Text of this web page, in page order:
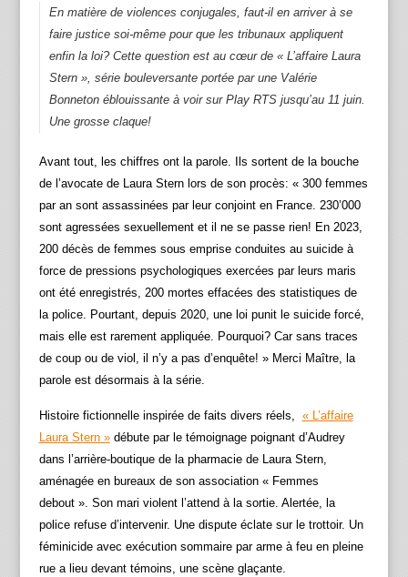
En matière de violences conjugales, faut-il en arriver à se
faire justice soi-même pour que les tribunaux appliquent
enfin la loi? Cette question est au cœur de « L’affaire Laura
Stern », série bouleversante portée par une Valérie
Bonneton éblouissante à voir sur Play RTS jusqu’au 11 juin.
Une grosse claque!
Avant tout, les chiffres ont la parole. Ils sortent de la bouche
de l’avocate de Laura Stern lors de son procès: « 300 femmes
par an sont assassinées par leur conjoint en France. 230’000
sont agressées sexuellement et il ne se passe rien! En 2023,
200 décès de femmes sous emprise conduites au suicide à
force de pressions psychologiques exercées par leurs maris
ont été enregistrés, 200 mortes effacées des statistiques de
la police. Pourtant, depuis 2020, une loi punit le suicide forcé,
mais elle est rarement appliquée. Pourquoi? Car sans traces
de coup ou de viol, il n’y a pas d’enquête! » Merci Maître, la
parole est désormais à la série.
Histoire fictionnelle inspirée de faits divers réels, « L’affaire
Laura Stern »débute par le témoignage poignant d’Audrey
dans l’arrière-boutique de la pharmacie de Laura Stern,
aménagée en bureaux de son association « Femmes
debout ». Son mari violent l’attend à la sortie. Alertée, la
police refuse d’intervenir. Une dispute éclate sur le trottoir. Un
féminicide avec exécution sommaire par arme à feu en pleine
rue a lieu devant témoins, une scène glaçante.